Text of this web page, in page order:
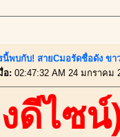
นี้พบกับ! สายCมอรัดชื่อดัง ขา
อ: 02:47:32 AM 24 มกราคม
ดีไซน์